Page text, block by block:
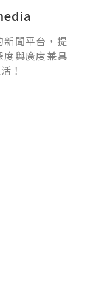
聞平台，提
度與廣度兼具
！